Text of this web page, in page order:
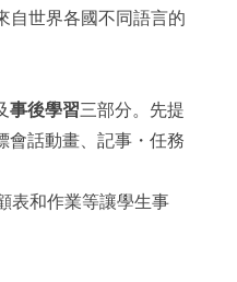
自世界各國不同語言的
事後學習三部分。先提
會話動畫、記事・任務
表和作業等讓學生事